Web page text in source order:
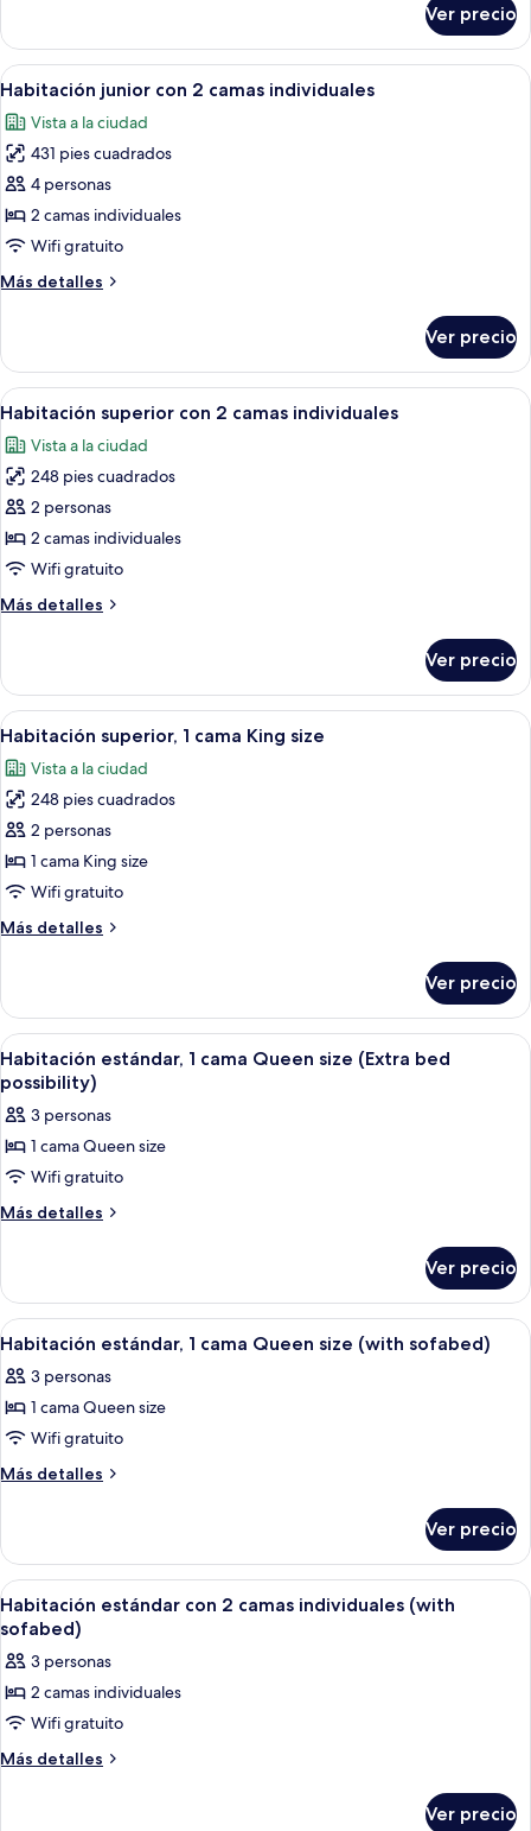
(Extra
bed
possibility)
estándar
con
2
individuales
(Extra
possibility)
Ver precio
Abrir
todas
las
fotos
de
Habitación
junior
2
Habitación de hotel con cama, sofá,
7
Habitación junior con 2 camas individuales
Vista a la ciudad
431 pies cuadrados
4 personas
2 camas individuales
Wifi gratuito
Más detalles
Más
junior
con
2
individuales
Ver precio
Abrir
todas
las
fotos
de
Habitación
superior
2
Ropa de cama hipoalergénica,
6
Habitación superior con 2 camas individuales
Vista a la ciudad
248 pies cuadrados
2 personas
2 camas individuales
Wifi gratuito
Más detalles
Más
superior
con
2
individuales
Ver precio
Abrir
todas
las
fotos
de
Habitación
superior,
cama
Habitación de hotel con una cama
6
Habitación superior, 1 cama King size
Vista a la ciudad
248 pies cuadrados
2 personas
1 cama King size
Wifi gratuito
Más detalles
Más
superior,
cama
King
size
Ver precio
Abrir
todas
las
fotos
de
Habitación
estándar,
Queen
size
(Extra
bed
possibility)
Una habitación de hotel moderna
5
Habitación estándar, 1 cama Queen size (Extra bed
possibility)
3 personas
1 cama Queen size
Wifi gratuito
Más detalles
Más
estándar,
cama
size
(Extra
possibility)
Ver precio
Abrir
todas
las
fotos
de
Habitación
cama
Queen
size
(with
sofabed)
Habitación de hotel con cama, dos
7
Habitación estándar, 1 cama Queen size (with sofabed)
3 personas
1 cama Queen size
Wifi gratuito
Más detalles
Más
estándar,
cama
Queen
(with
sofabed)
Ver precio
Abrir
todas
fotos
de
Habitación
estándar
Habitación de hotel con dos camas,
8
Habitación estándar con 2 camas individuales (with
sofabed)
3 personas
2 camas individuales
Wifi gratuito
Más detalles
Más
Ver precio